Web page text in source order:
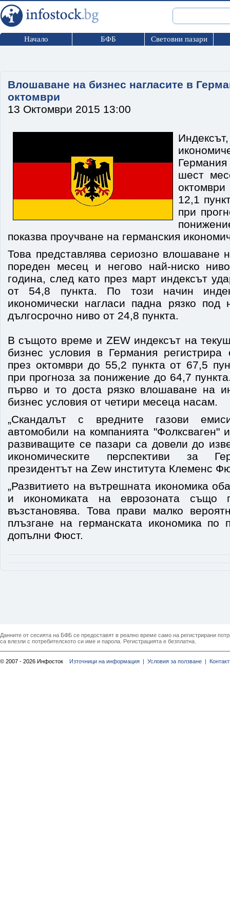
Начало БФБ Световни пазари
Влошаване на бизнес нагласите в
октомври
13 Октомври 2015 13:00
шест
12,1
при
показва проучване на германския
Това представлява сериозно влошаване
пореден месец и негово най-ниско
година, след като през март индексът
от 54,8 пункта. По този начин
икономически нагласи падна рязко под
дългосрочно ниво от 24,8 пункта.
В същото време и ZEW индексът на
бизнес условия в Германия регистрира
през октомври до 55,2 пункта от 67,5
при прогноза за понижение до 64,7
първо и то доста рязко влошаване на
бизнес условия от четири месеца насам.
„Скандалът с вредните газови
автомобили на компанията "Фолксваген"
развиващите се пазари са довели до
икономическите перспективи за
президентът на Zew института Клеменс
„Развитието на вътрешната икономика
и икономиката на еврозоната също
възстановява. Това прави малко
плъзгане на германската икономика по
допълни Фюст.
Данните от сесията на БФБ се предоставят в реално време само на регистрирани
са влезли с потребителското си име и парола. Регистрацията е безплатна.
© 2007 - 2026 Инфосток Източници на информация | Условия за ползване |